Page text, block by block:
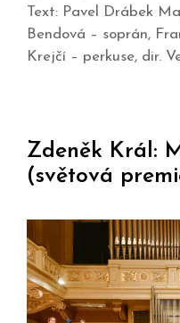
Text: Pavel Drábek
Bendová – soprán,
Krejčí – perkuse, dir.
Zdeněk Král:
(světová